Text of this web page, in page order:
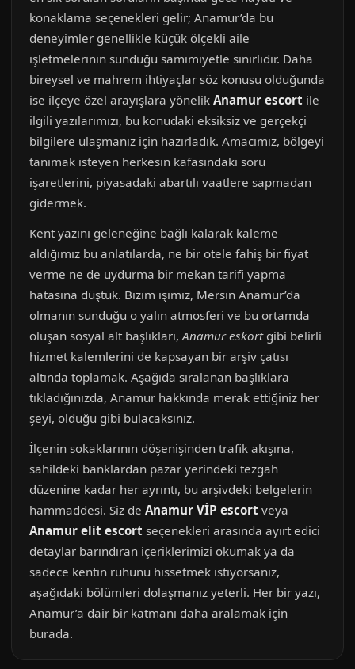
konaklama seçenekleri gelir; Anamur’da bu
deneyimler genellikle küçük ölçekli aile
işletmelerinin sunduğu samimiyetle sınırlıdır. Daha
bireysel ve mahrem ihtiyaçlar söz konusu olduğunda
ise ilçeye özel arayışlara yönelik Anamur escort ile
ilgili yazılarımızı, bu konudaki eksiksiz ve gerçekçi
bilgilere ulaşmanız için hazırladık. Amacımız, bölgeyi
tanımak isteyen herkesin kafasındaki soru
işaretlerini, piyasadaki abartılı vaatlere sapmadan
gidermek.
Kent yazını geleneğine bağlı kalarak kaleme
aldığımız bu anlatılarda, ne bir otele fahiş bir fiyat
verme ne de uydurma bir mekan tarifi yapma
hatasına düştük. Bizim işimiz, Mersin Anamur’da
olmanın sunduğu o yalın atmosferi ve bu ortamda
oluşan sosyal alt başlıkları,Anamur eskortgibi belirli
hizmet kalemlerini de kapsayan bir arşiv çatısı
altında toplamak. Aşağıda sıralanan başlıklara
tıkladığınızda, Anamur hakkında merak ettiğiniz her
şeyi, olduğu gibi bulacaksınız.
İlçenin sokaklarının döşenişinden trafik akışına,
sahildeki banklardan pazar yerindeki tezgah
düzenine kadar her ayrıntı, bu arşivdeki belgelerin
hammaddesi. Siz de Anamur VİP escort veya
Anamur elit escort seçenekleri arasında ayırt edici
detaylar barındıran içeriklerimizi okumak ya da
sadece kentin ruhunu hissetmek istiyorsanız,
aşağıdaki bölümleri dolaşmanız yeterli. Her bir yazı,
Anamur’a dair bir katmanı daha aralamak için
burada.